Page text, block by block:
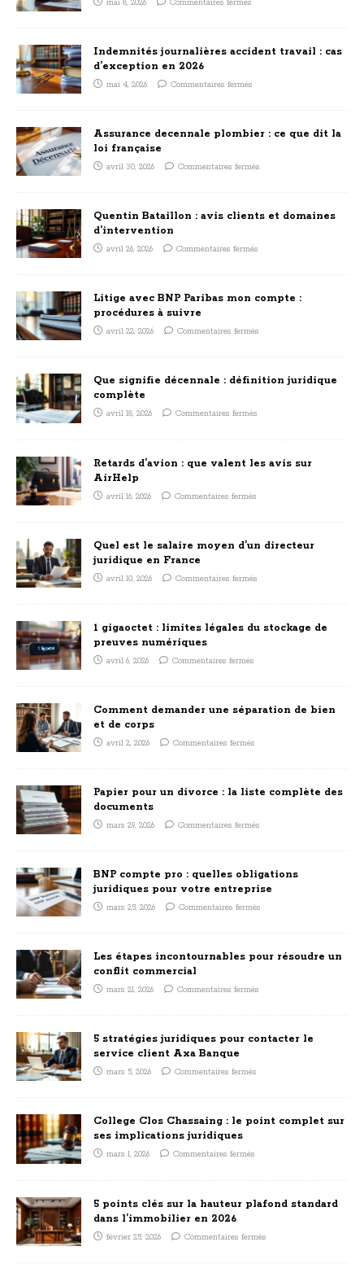
mai 8, 2026 Commentaires fermés
Indemnités journalières accident travail : cas
d’exception en 2026
mai 4, 2026 Commentaires fermés
Assurance decennale plombier : ce que dit la
loi française
avril 30, 2026 Commentaires fermés
Quentin Bataillon : avis clients et domaines
d’intervention
avril 26, 2026 Commentaires fermés
Litige avec BNP Paribas mon compte :
procédures à suivre
avril 22, 2026 Commentaires fermés
Que signifie décennale : définition juridique
complète
avril 18, 2026 Commentaires fermés
Retards d’avion : que valent les avis sur
AirHelp
avril 16, 2026 Commentaires fermés
Quel est le salaire moyen d’un directeur
juridique en France
avril 10, 2026 Commentaires fermés
1 gigaoctet : limites légales du stockage de
preuves numériques
avril 6, 2026 Commentaires fermés
Comment demander une séparation de bien
et de corps
avril 2, 2026 Commentaires fermés
Papier pour un divorce : la liste complète des
documents
mars 29, 2026 Commentaires fermés
BNP compte pro : quelles obligations
juridiques pour votre entreprise
mars 25, 2026 Commentaires fermés
Les étapes incontournables pour résoudre un
conflit commercial
mars 21, 2026 Commentaires fermés
5 stratégies juridiques pour contacter le
service client Axa Banque
mars 5, 2026 Commentaires fermés
College Clos Chassaing : le point complet sur
ses implications juridiques
mars 1, 2026 Commentaires fermés
5 points clés sur la hauteur plafond standard
dans l’immobilier en 2026
février 25, 2026 Commentaires fermés